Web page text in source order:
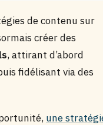
de contenu sur
créer des
, attirant d’abord
fidélisant via des
une